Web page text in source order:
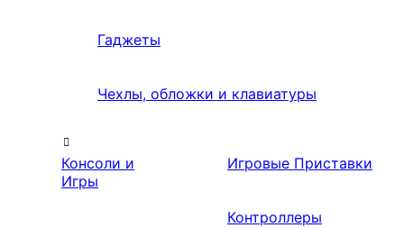
Гаджеты
Чехлы, обложки и клавиатуры
Консоли и
Игры
Игровые Приставки
Контроллеры